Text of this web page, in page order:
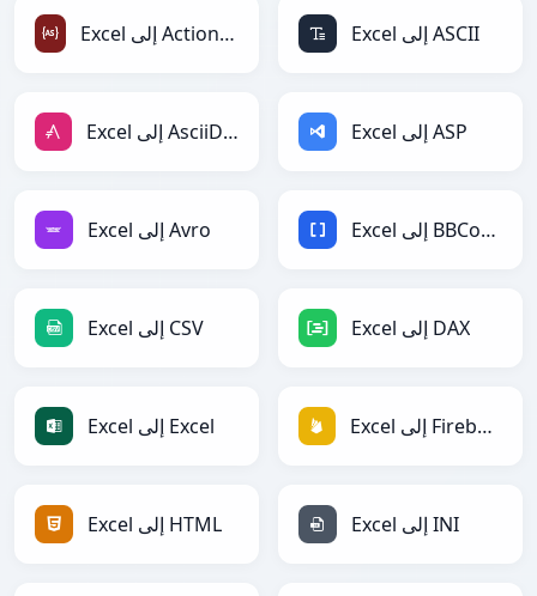
Excel إلى ActionScript Excel إلى ASCII
Excel إلى AsciiDoc Excel إلى ASP
Excel إلى Avro Excel إلى BBCode
Excel إلى CSV Excel إلى DAX
Excel إلى Excel Excel إلى Firebase
Excel إلى HTML Excel إلى INI